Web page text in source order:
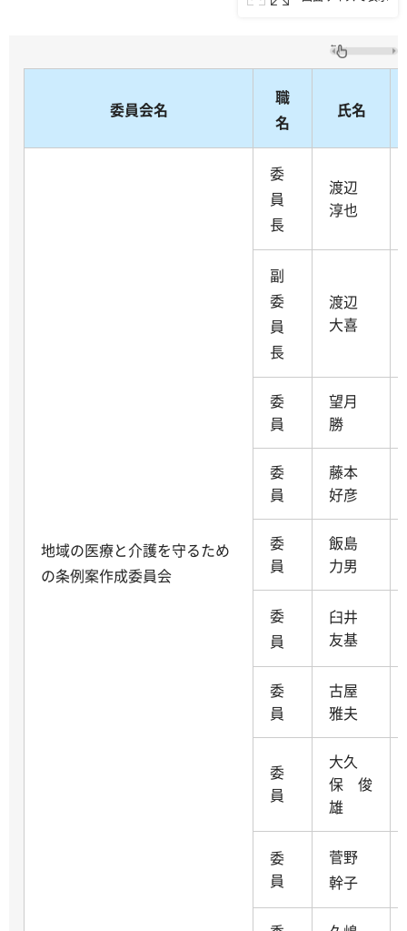
委員会名
職
名
氏名
地域の医療と介護を守るため
の条例案作成委員会
委
員
長
渡辺
淳也
副
委
員
長
渡辺
大喜
委
員
望月
勝
委
員
藤本
好彦
委
員
飯島
力男
委
員
臼井
友基
委
員
古屋
雅夫
委
員
大久
保 俊
雄
委
員
菅野
幹子